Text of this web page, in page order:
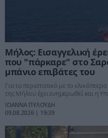
Μήλος: Εισαγγελική
που "πάρκαρε" στο
μπάνιο επιβάτες του
Για το περιστατικό με το
της Μήλου έχει ενημερωθεί και η
ΙΩΑΝΝΑ ΠΥΛΟΥΔΗ
09.08.2026 | 19:39